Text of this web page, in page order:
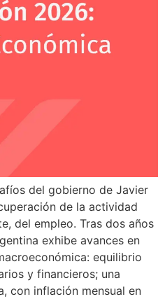
del gobierno de Javier
de la actividad
del empleo. Tras dos años
exhibe avances en
equilibrio
y financieros; una
con inflación mensual en